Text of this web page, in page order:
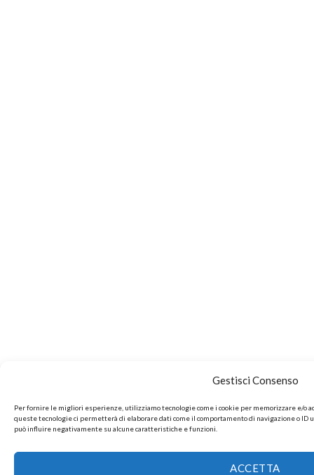
Gestisci Consenso
Per fornire le migliori esperienze, utilizziamo tecnologie come i cookie per memorizzare e/o
queste tecnologie ci permetterà di elaborare dati come il comportamento di navigazione o ID
può influire negativamente su alcune caratteristiche e funzioni.
ACCETTA